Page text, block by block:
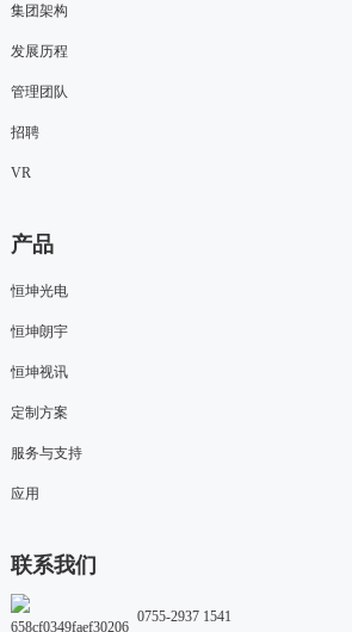
集团架构
发展历程
管理团队
招聘
VR
产品
恒坤光电
恒坤朗宇
恒坤视讯
定制方案
服务与支持
应用
联系我们
0755-2937 1541